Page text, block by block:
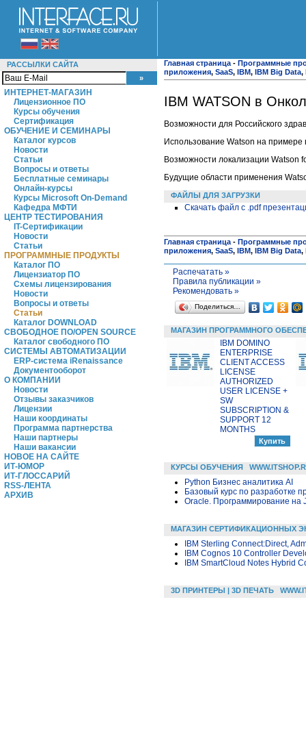
РАССЫЛКИ САЙТА
ИНТЕРНЕТ-МАГАЗИН
Лицензионное ПО
Курсы обучения
Сертификация
ОБУЧЕНИЕ И СЕМИНАРЫ
Каталог курсов
Новости
Статьи
Вопросы и ответы
Бесплатные семинары
Онлайн-курсы
Курсы Microsoft On-Demand
Кафедра МФТИ
ЦЕНТР ТЕСТИРОВАНИЯ
IT-Сертификации
Новости
Статьи
ПРОГРАММНЫЕ ПРОДУКТЫ
Каталог ПО
Лицензиатор ПО
Схемы лицензирования
Новости
Вопросы и ответы
Статьи
Каталог DOWNLOAD
СВОБОДНОЕ ПО/OPEN SOURCE
Каталог свободного ПО
СИСТЕМЫ АВТОМАТИЗАЦИИ
ERP-система iRenaissance
Документооборот
О КОМПАНИИ
Новости
Отзывы заказчиков
Лицензии
Наши координаты
Программа партнерства
Наши партнеры
Наши вакансии
НОВОЕ НА САЙТЕ
ИТ-ЮМОР
ИТ-ГЛОССАРИЙ
RSS-ЛЕНТА
АРХИВ
Главная страница - Программные
приложения, SaaS, IBM, IBM Big Data,
IBM WATSON в
Возможности для Российского
Использование Watson на
Возможности локализации Watson
Будущие области применения
ФАЙЛЫ ДЛЯ ЗАГРУЗКИ
Скачать файл с .pdf
Главная страница - Программные
приложения, SaaS, IBM, IBM Big Data,
Распечатать »
Правила публикации »
Рекомендовать »
Поделиться…
МАГАЗИН ПРОГРАММНОГО
IBM DOMINO
ENTERPRISE
CLIENT ACCESS
LICENSE
AUTHORIZED
USER LICENSE +
SW
SUBSCRIPTION &
SUPPORT 12
MONTHS
КУРСЫ ОБУЧЕНИЯ
Python Бизнес аналитика AI
Базовый курс по разработке
Oracle. Программирование на
МАГАЗИН СЕРТИФИКАЦИОННЫХ
IBM Sterling Connect:Direct,
IBM Cognos 10 Controller
IBM SmartCloud Notes Hybrid
3D ПРИНТЕРЫ | 3D ПЕЧАТЬ